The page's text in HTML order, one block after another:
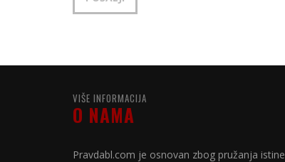
VIŠE INFORMACIJA
O NAMA
Pravdabl.com je osnovan zbog pružanja istine